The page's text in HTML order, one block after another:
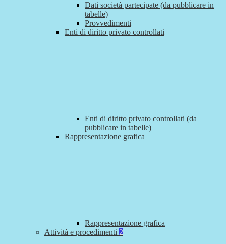
Dati società partecipate (da pubblicare in
tabelle)
Provvedimenti
Enti di diritto privato controllati
Enti di diritto privato controllati (da
pubblicare in tabelle)
Rappresentazione grafica
Rappresentazione grafica
Attività e procedimenti 2